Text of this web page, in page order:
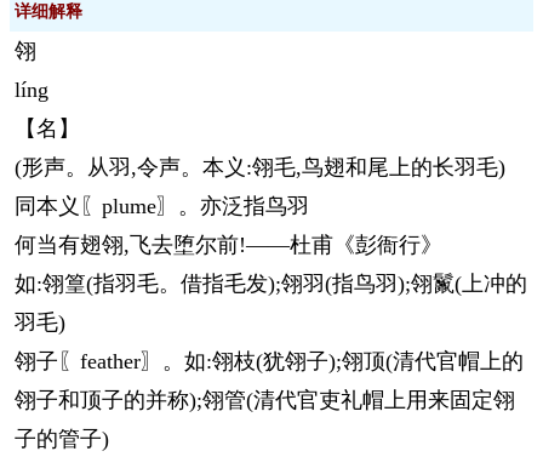
详细解释
翎
líng
【名】
(形声。从羽,令声。本义:翎毛,鸟翅和尾上的长羽毛)
同本义〖plume〗。亦泛指鸟羽
何当有翅翎,飞去堕尔前!——杜甫《彭衙行》
如:翎篁(指羽毛。借指毛发);翎羽(指鸟羽);翎鬣(上冲的
羽毛)
翎子〖feather〗。如:翎枝(犹翎子);翎顶(清代官帽上的
翎子和顶子的并称);翎管(清代官吏礼帽上用来固定翎
子的管子)